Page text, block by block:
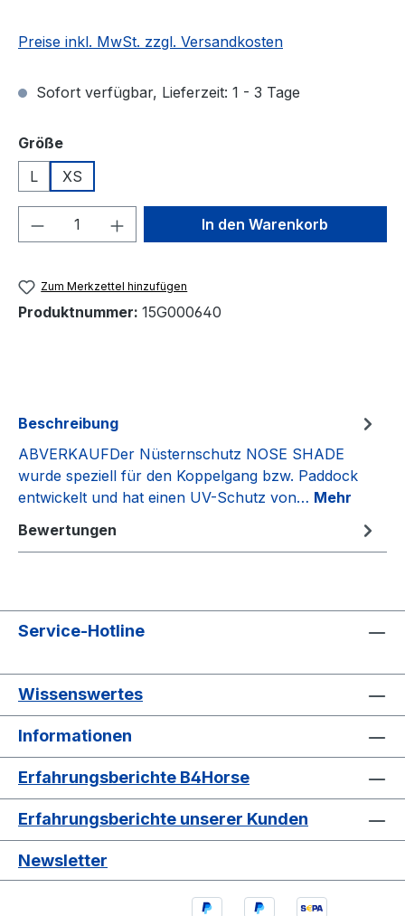
Preise inkl. MwSt. zzgl. Versandkosten
Sofort verfügbar, Lieferzeit: 1 - 3 Tage
Größeauswählen
L
XS
Produkt Anzahl: Gib denIn den Warenkorb
Zum Merkzettel hinzufügen
Produktnummer: 15G000640
Beschreibung
ABVERKAUFDer Nüsternschutz NOSE SHADE
wurde speziell für den Koppelgang bzw. Paddock
entwickelt und hat einen UV-Schutz von… Mehr
Bewertungen
Service-Hotline
Wissenswertes
Informationen
Erfahrungsberichte B4Horse
Erfahrungsberichte unserer Kunden
Newsletter